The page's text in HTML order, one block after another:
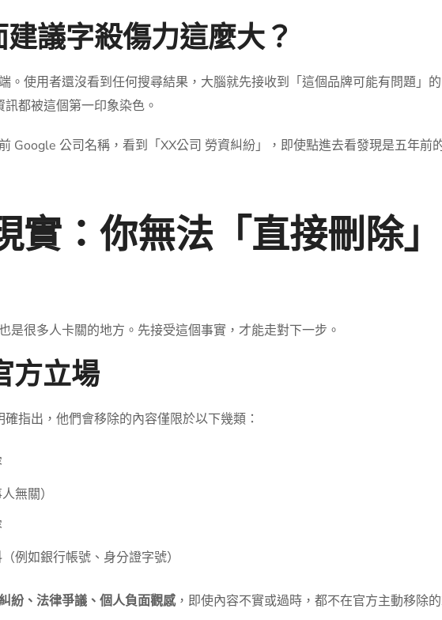
議字殺傷力這麼大？
。使用者還沒看到任何搜尋結果，大腦就先接收到「這個品牌可能有問題」
都被這個第一印象染色。
Google 公司名稱，看到「XX公司 勞資糾紛」，即使點進去看發現是五年前
實：你無法「直接刪除
是很多人卡關的地方。先接受這個事實，才能走對下一步。
方立場
指出，他們會移除的內容僅限於以下幾類：
無關）
例如銀行帳號、身分證字號）
紛、法律爭議、個人負面觀感，即使內容不實或過時，都不在官方主動移除